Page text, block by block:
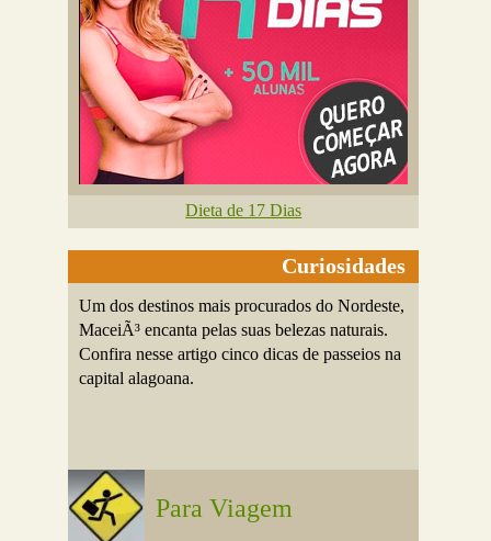
Dieta de 17 Dias
Curiosidades
Um dos destinos mais procurados do Nordeste,
MaceiÃ³ encanta pelas suas belezas naturais.
Confira nesse artigo cinco dicas de passeios na
capital alagoana.
Para Viagem